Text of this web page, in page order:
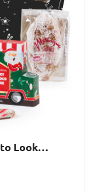
to Look…